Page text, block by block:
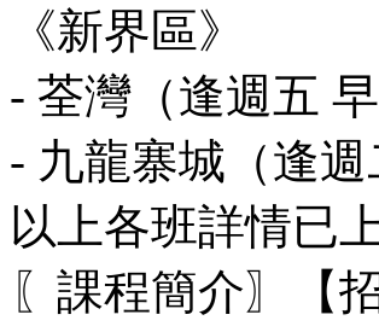
《新界區》
- 荃灣（逢週五
- 九龍寨城（逢週
以上各班詳情已
〖課程簡介〗【